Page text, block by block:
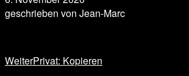
geschrieben von Jean-Marc
WeiterPrivat: Kopieren